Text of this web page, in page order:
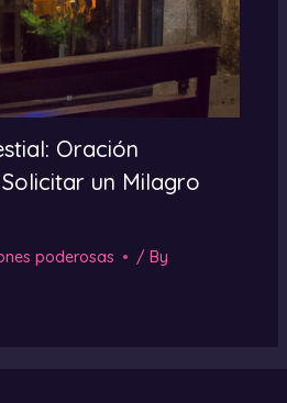
Oración
un Milagro
poderosas
/ By